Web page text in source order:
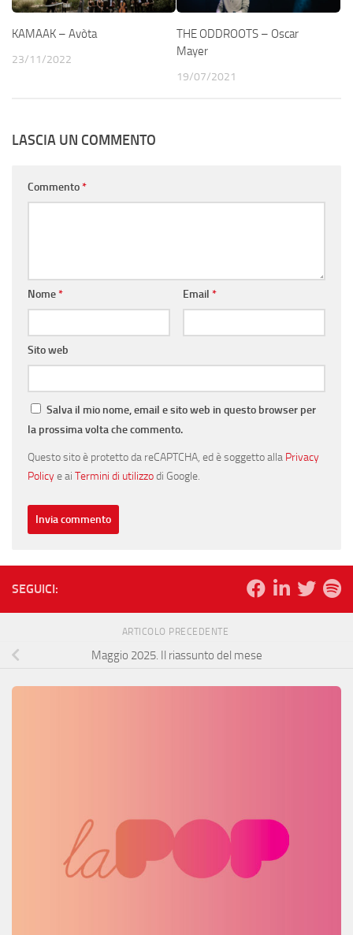
KAMAAK – Avòta
23/11/2022
THE ODDROOTS – Oscar
Mayer
19/07/2021
LASCIA UN COMMENTO
Commento*
Nome* Email *
Sito web
Salva il mio nome, email e sito web in questo browser per
la prossima volta che commento.
Questo sito è protetto da reCAPTCHA, ed è soggetto alla Privacy
Policye ai Termini di utilizzodi Google.
SEGUICI:
ARTICOLO PRECEDENTE
Maggio 2025. Il riassunto del mese